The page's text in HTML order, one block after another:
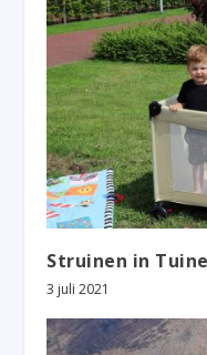
Struinen in
3 juli 2021